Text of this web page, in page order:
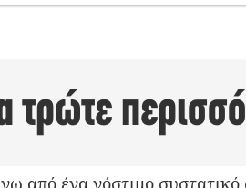
τρώτε
από ένα νόστιμο συστατικό